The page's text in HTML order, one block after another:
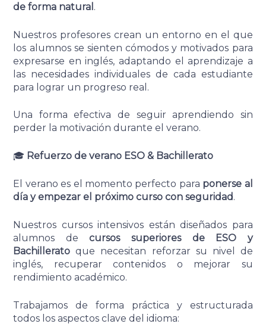
de forma natural .
Nuestros profesores crean un entorno en el que
los alumnos se sienten cómodos y motivados para
expresarse en inglés, adaptando el aprendizaje a
las necesidades individuales de cada estudiante
para lograr un progreso real.
Una forma efectiva de seguir aprendiendo sin
perder la motivación durante el verano.
🎓 Refuerzo de verano ESO & Bachillerato
El verano es el momento perfecto para ponerse al
día y empezar el próximo curso con seguridad.
Nuestros cursos intensivos están diseñados para
alumnos decursos superiores de ESO y
Bachillerato que necesitan reforzar su nivel de
inglés, recuperar contenidos o mejorar su
rendimiento académico.
Trabajamos de forma práctica y estructurada
todos los aspectos clave del idioma: